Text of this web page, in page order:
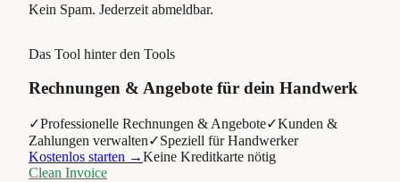
Kein Spam. Jederzeit abmeldbar.
Das Tool hinter den Tools
Rechnungen & Angebote für dein Handwerk
✓Professionelle Rechnungen & Angebote✓Kunden &
Zahlungen verwalten✓Speziell für Handwerker
Kostenlos starten →Keine Kreditkarte nötig
Clean Invoice